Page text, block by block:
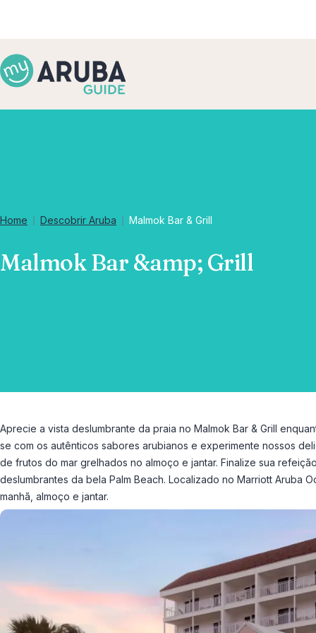
Home Descobrir Aruba Malmok Bar & Grill
Malmok Bar &amp; Grill
Aprecie a vista deslumbrante da praia no Malmok Bar & Grill
se com os autênticos sabores arubianos e experimente nossos
de frutos do mar grelhados no almoço e jantar. Finalize sua
deslumbrantes da bela Palm Beach. Localizado no Marriott Aruba
manhã, almoço e jantar.